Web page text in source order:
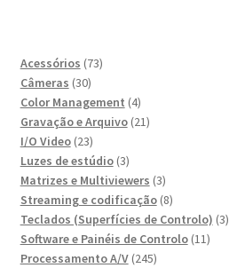
Acessórios 7373
Câmeras 3030
produtos
Color Management 44
produtos
Gravação e Arquivo 2121
I/O Video 2323
produtos
Luzes de estúdio 33
produtos
Matrizes e Multiviewers 33
produtos
Streaming e codificação 88
produtos
Teclados (Superfícies de Controlo) 33
Software e Painéis de Controlo 1111
Processamento A/V 245245